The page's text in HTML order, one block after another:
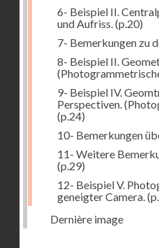
6- Beispiel II.
und Aufriss.(p.20)
7- Bemerkungen zu
8- Beispiel II.
9- Beispiel IV.
Perspectiven.
(p.24)
10- Bemerkungen
11- Weitere
(p.29)
12- Beispiel V.
geneigter Camera.
Dernière image